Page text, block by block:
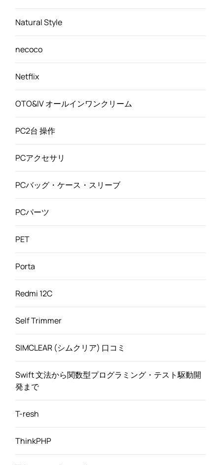
Natural Style
necoco
Netflix
OTO&IV オールインワンクリーム
PC2台 操作
PCアクセサリ
PCバッグ・ケース・スリーブ
PCパーツ
PET
Porta
Redmi 12C
Self Trimmer
SIMCLEAR (シムクリア) 口コミ
Swift 文法から関数型プログラミング・テスト駆動開
発まで
T-resh
ThinkPHP